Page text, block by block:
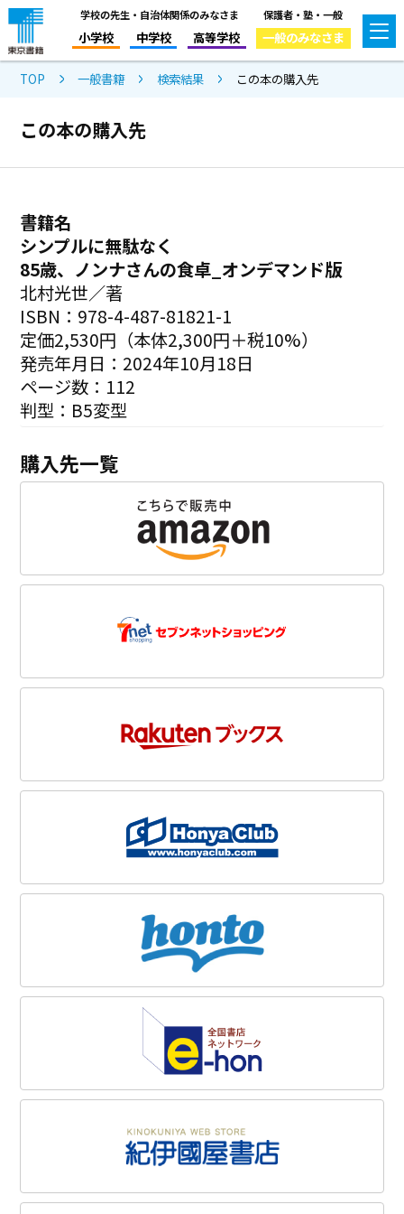
学校の先生・自治体関係のみなさま
小学校 中学校 高等学校
保護者・塾・一般
一般のみなさま
TOP 一般書籍 検索結果 この本の購入先
この本の購入先
書籍名
シンプルに無駄なく
85歳、ノンナさんの食卓_オンデマンド版
北村光世／著
ISBN：978-4-487-81821-1
定価2,530円（本体2,300円＋税10%）
発売年月日：2024年10月18日
ページ数：112
判型：B5変型
購入先一覧